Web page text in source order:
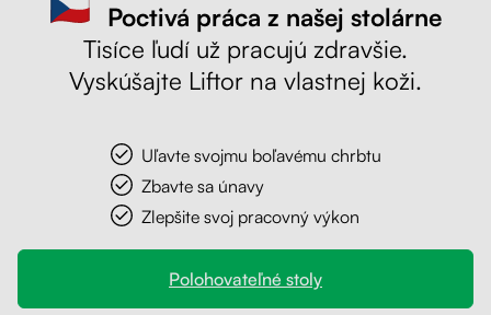
Kancelárske stoly
Stolové podnože
Pracovné stoly
Klasické stoly
Stoličky
Stolové dosky
Príslušenstvo
Stoličky
Držiaky na PC
Referencie
Galéria
Stoličky
Stolové dosky
Príslušenstvo
Poctivá práca z našej stolárne
Tisíce ľudí už pracujú zdravšie.
Vyskúšajte Liftor na vlastnej koži.
Uľavte svojmu boľavému chrbtu
Zbavte sa únavy
Zlepšite svoj pracovný výkon
Polohovateľné stoly